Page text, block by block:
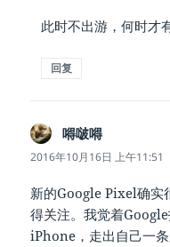
此时不出游，何时才
回复
嘚啵嘚
道：
2016年10月16日 上午11:51
新的Google Pixel确
得关注。我觉着
iPhone，走出自己一条